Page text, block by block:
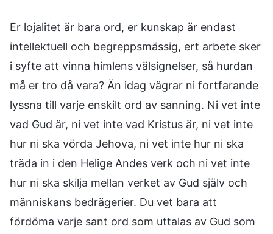
Er lojalitet är bara ord, er kunskap är endast
intellektuell och begreppsmässig, ert arbete sker
i syfte att vinna himlens välsignelser, så hurdan
må er tro då vara? Än idag vägrar ni fortfarande
lyssna till varje enskilt ord av sanning. Ni vet inte
vad Gud är, ni vet inte vad Kristus är, ni vet inte
hur ni ska vörda Jehova, ni vet inte hur ni ska
träda in i den Helige Andes verk och ni vet inte
hur ni ska skilja mellan verket av Gud själv och
människans bedrägerier. Du vet bara att
fördöma varje sant ord som uttalas av Gud som